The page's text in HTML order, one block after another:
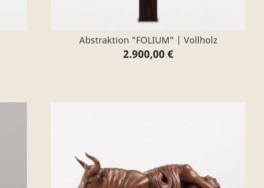
Abstraktion "FOLIUM" | Vollholz
Preis
2.900,00 €